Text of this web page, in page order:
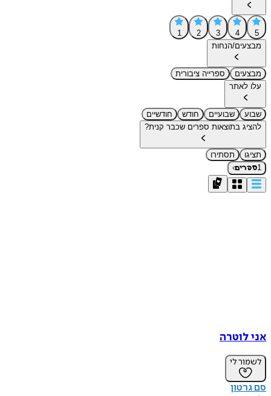
5
4
3
2
1
מבצעים/הנחות
מבצעים
ספרייה ציבורית
עלו לאתר
שבוע שבועיים חודש
חודשיים
להציג בתוצאות ספרים שכבר קנית?
תציגו
תסתירו
1ספרים›
אני לוטרה
לשמור לי
סם גרטון